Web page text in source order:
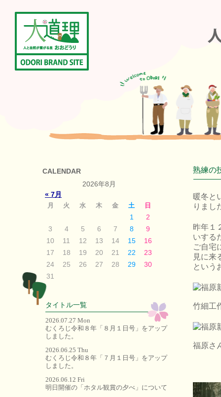
CALENDAR
2026年8月
« 7月
月 火 水 木 金 土 日
1
2
3
4 5 6 7 8
9
10
11 12 13 14 15
16
17
18 19 20 21 22
23
24
25 26 27 28 29
30
31
タイトル一覧
2026.07.27 Mon
むくろじ令和８年「８月１日号」をアップ
しました。
2026.06.25 Thu
むくろじ令和８年「７月１日号」をアップ
しました。
2026.06.12 Fri
明日開催の「ホタル観賞の夕べ」について
熟練の
暖冬と
りまし
昨年１
いする
ご自宅
見に来
という
竹細工
福原さ